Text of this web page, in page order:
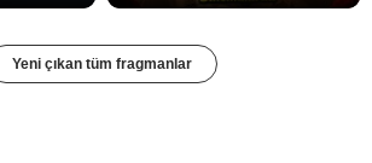
Yeni çıkan tüm fragmanlar